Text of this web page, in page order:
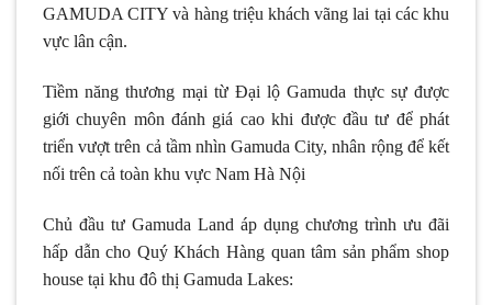
GAMUDA CITY và hàng triệu khách vãng lai tại các khu
vực lân cận.
Tiềm năng thương mại từ Đại lộ Gamuda thực sự được
giới chuyên môn đánh giá cao khi được đầu tư để phát
triển vượt trên cả tầm nhìn Gamuda City, nhân rộng để kết
nối trên cả toàn khu vực Nam Hà Nội
Chủ đầu tư Gamuda Land áp dụng chương trình ưu đãi
hấp dẫn cho Quý Khách Hàng quan tâm sản phẩm shop
house tại khu đô thị Gamuda Lakes: